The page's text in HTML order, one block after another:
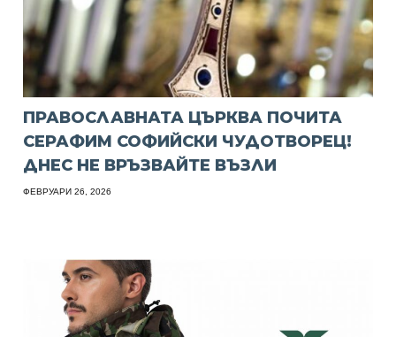
ПРАВОСЛАВНАТА ЦЪРКВА ПОЧИТА
СЕРАФИМ СОФИЙСКИ ЧУДОТВОРЕЦ!
ДНЕС НЕ ВРЪЗВАЙТЕ ВЪЗЛИ
ФЕВРУАРИ 26, 2026